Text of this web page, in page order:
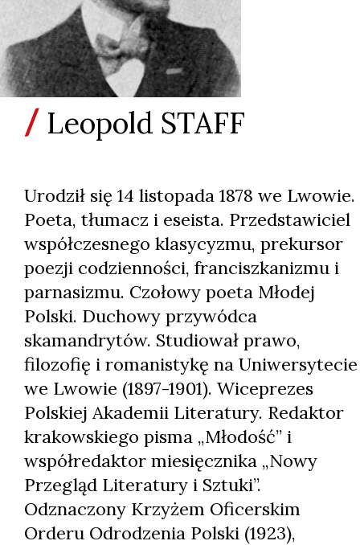
Leopold STAFF
Urodził się 14 listopada 1878 we Lwowie.
Poeta, tłumacz i eseista. Przedstawiciel
współczesnego klasycyzmu, prekursor
poezji codzienności, franciszkanizmu i
parnasizmu. Czołowy poeta Młodej
Polski. Duchowy przywódca
skamandrytów. Studiował prawo,
filozofię i romanistykę na Uniwersytecie
we Lwowie (1897-1901). Wiceprezes
Polskiej Akademii Literatury. Redaktor
krakowskiego pisma „Młodość” i
współredaktor miesięcznika „Nowy
Przegląd Literatury i Sztuki”.
Odznaczony Krzyżem Oficerskim
Orderu Odrodzenia Polski (1923),